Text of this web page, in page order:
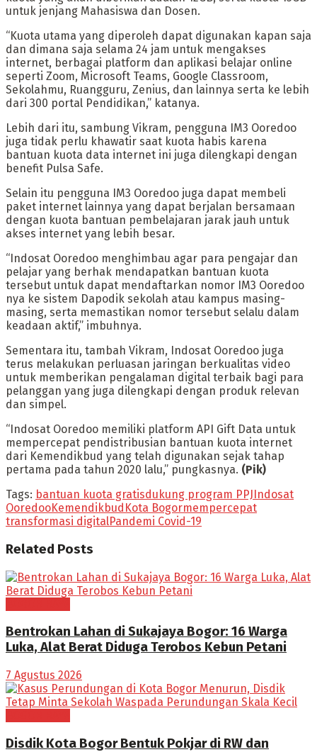
untuk jenjang Mahasiswa dan Dosen.
“Kuota utama yang diperoleh dapat digunakan kapan saja
dan dimana saja selama 24 jam untuk mengakses
internet, berbagai platform dan aplikasi belajar online
seperti Zoom, Microsoft Teams, Google Classroom,
Sekolahmu, Ruangguru, Zenius, dan lainnya serta ke lebih
dari 300 portal Pendidikan,” katanya.
Lebih dari itu, sambung Vikram, pengguna IM3 Ooredoo
juga tidak perlu khawatir saat kuota habis karena
bantuan kuota data internet ini juga dilengkapi dengan
benefit Pulsa Safe.
Selain itu pengguna IM3 Ooredoo juga dapat membeli
paket internet lainnya yang dapat berjalan bersamaan
dengan kuota bantuan pembelajaran jarak jauh untuk
akses internet yang lebih besar.
“Indosat Ooredoo menghimbau agar para pengajar dan
pelajar yang berhak mendapatkan bantuan kuota
tersebut untuk dapat mendaftarkan nomor IM3 Ooredoo
nya ke sistem Dapodik sekolah atau kampus masing-
masing, serta memastikan nomor tersebut selalu dalam
keadaan aktif,” imbuhnya.
Sementara itu, tambah Vikram, Indosat Ooredoo juga
terus melakukan perluasan jaringan berkualitas video
untuk memberikan pengalaman digital terbaik bagi para
pelanggan yang juga dilengkapi dengan produk relevan
dan simpel.
“Indosat Ooredoo memiliki platform API Gift Data untuk
mempercepat pendistribusian bantuan kuota internet
dari Kemendikbud yang telah digunakan sejak tahap
pertama pada tahun 2020 lalu,” pungkasnya. (Pik)
Tags: bantuan kuota gratisdukung program PPJ Indosat
OoredooKemendikbud Kota Bogormempercepat
transformasi digitalPandemi Covid-19
Related Posts
Bentrokan Lahan di Sukajaya Bogor: 16 Warga
Luka, Alat Berat Diduga Terobos Kebun Petani
7 Agustus 2026
Disdik Kota Bogor Bentuk Pokjar di RW dan